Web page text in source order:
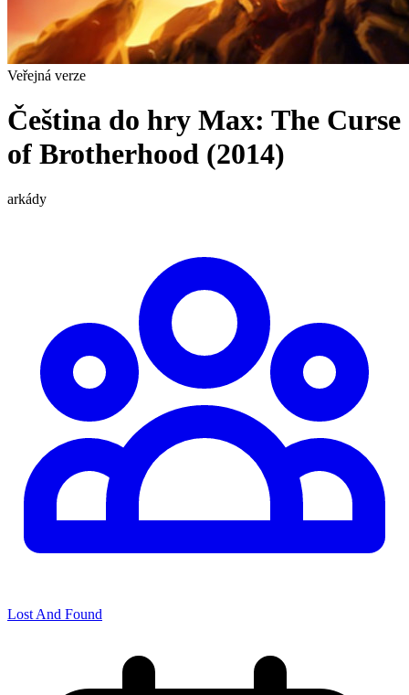
Veřejná verze
Čeština do hry Max: The Curse
of Brotherhood (2014)
arkády
Lost And Found